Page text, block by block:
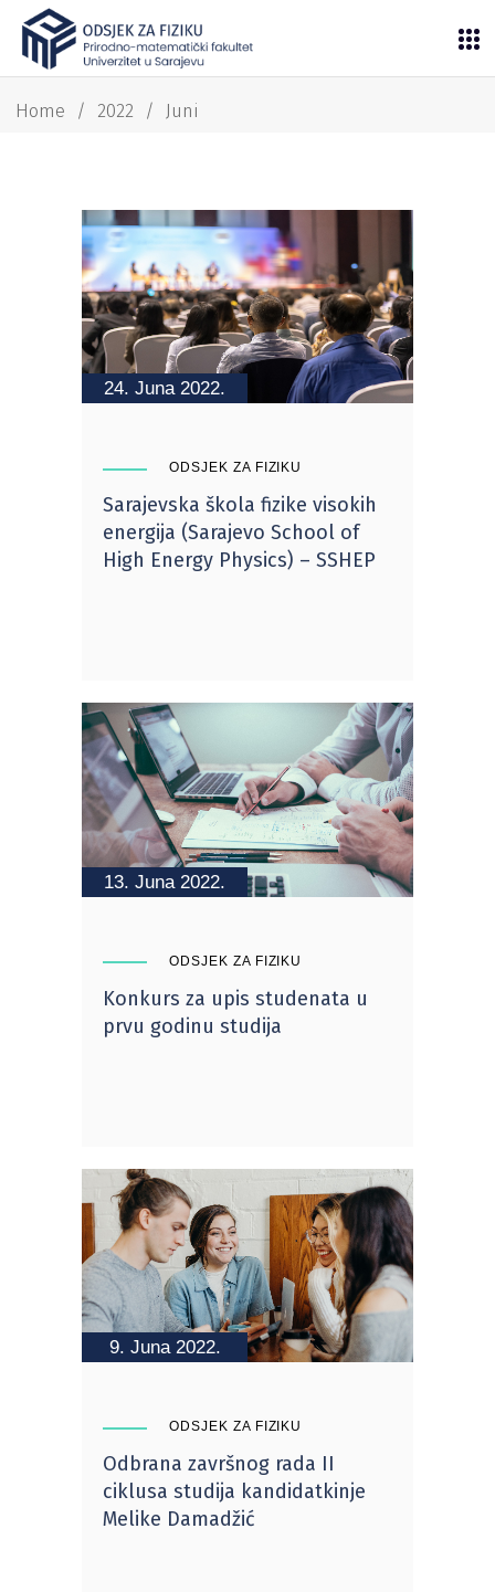
Home / 2022 / Juni
24. Juna 2022.
ODSJEK ZA FIZIKU
Sarajevska škola fizike visokih
energija (Sarajevo School of
High Energy Physics) – SSHEP
13. Juna 2022.
ODSJEK ZA FIZIKU
Konkurs za upis studenata u
prvu godinu studija
9. Juna 2022.
ODSJEK ZA FIZIKU
Odbrana završnog rada II
ciklusa studija kandidatkinje
Melike Damadžić